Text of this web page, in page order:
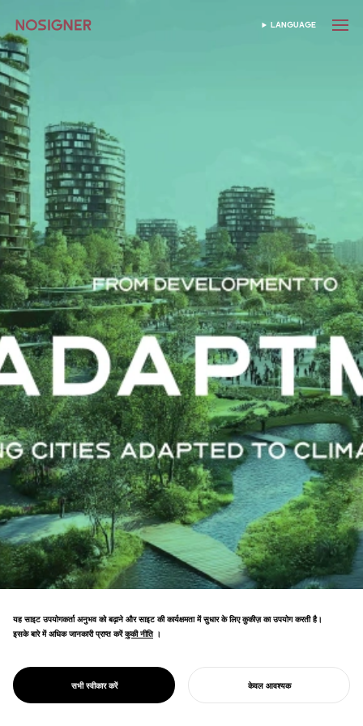
होम भाषा चुनें
LANGUAGE
PROJECT
ADAPTMENT
जलवायु परिवर्तन के अनुकूल होने के लिए एशिया भर में
शिक्षा और शहरी विकास का रूपांतरण।
यह साइट उपयोगकर्ता अनुभव को बढ़ाने और साइट की कार्यक्षमता में सुधार के लिए कुकीज़ का उपयोग करती है।
इसके बारे में अधिक जानकारी प्राप्त करें कुकी नीति
कुकी नीति ।
सभी स्वीकार करें केवल आवश्यक